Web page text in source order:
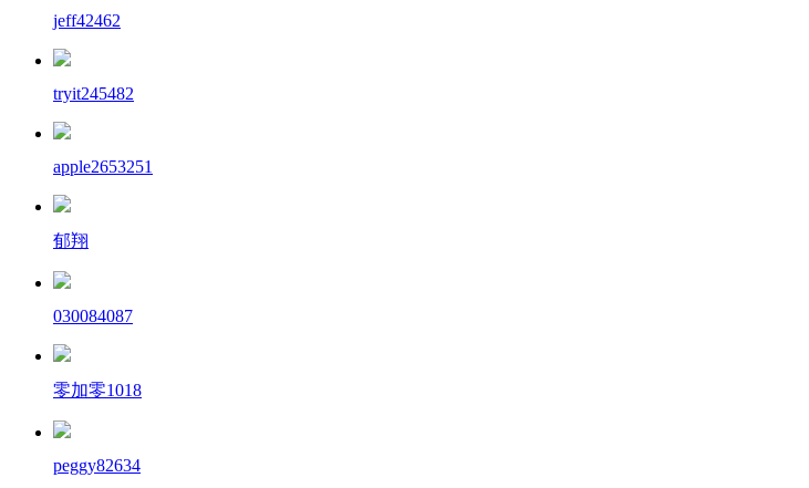
jeff42462
tryit245482
apple2653251
郁翔
030084087
零加零1018
peggy82634